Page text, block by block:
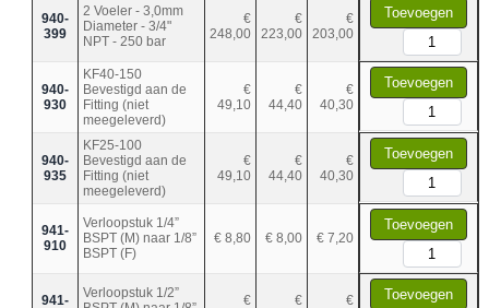
940-
399
2 Voeler - 3,0mm
Diameter - 3/4"
NPT - 250 bar
€
248,00
€
223,00
€
203,00
Toevoegen
940-
930
KF40-150
Bevestigd aan de
Fitting (niet
meegeleverd)
€
49,10
€
44,40
€
40,30
Toevoegen
940-
935
KF25-100
Bevestigd aan de
Fitting (niet
meegeleverd)
€
49,10
€
44,40
€
40,30
Toevoegen
941-
910
Verloopstuk 1/4”
BSPT (M) naar 1/8”
BSPT (F)
€ 8,80 € 8,00 € 7,20
Toevoegen
941-
Verloopstuk 1/2”
€
€
€
Toevoegen